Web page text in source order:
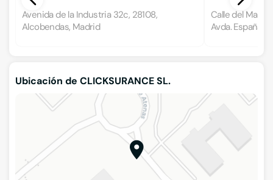
Avenida de la Industria 32c, 28108,
Alcobendas, Madrid
Calle del
Avda. España,
Ubicación de CLICKSURANCE SL.